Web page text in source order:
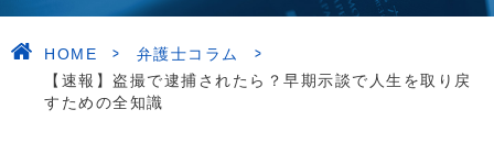
HOME > 弁護士コラム >
【速報】盗撮で逮捕されたら？早期示談で人生を取り戻
すための全知識